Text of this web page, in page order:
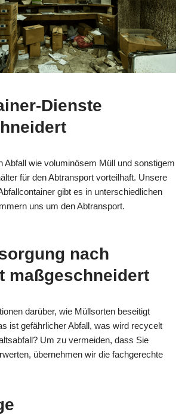
Dienste
Abfall wie voluminösem Müll und sonstigem
für den Abtransport vorteilhaft. Unsere
gibt es in unterschiedlichen
uns um den Abtransport.
nach
maßgeschneidert
darüber, wie Müllsorten beseitigt
ist gefährlicher Abfall, was wird recycelt
Um zu vermeiden, dass Sie
übernehmen wir die fachgerechte